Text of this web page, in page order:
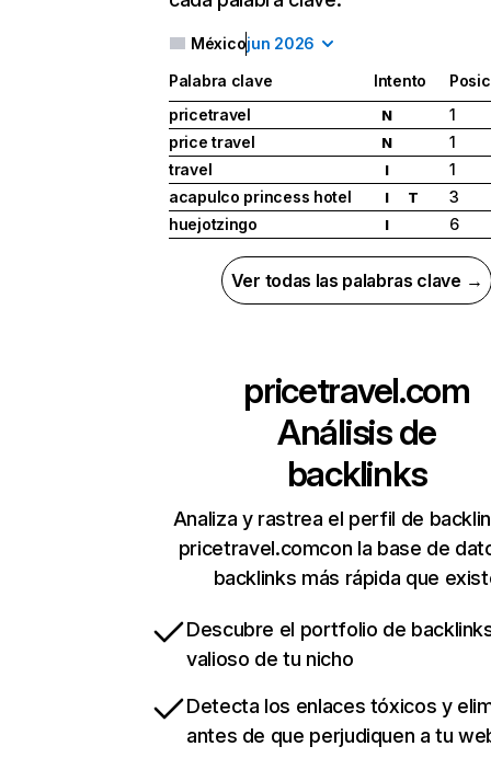
Méxicojun 2026
Palabra clave Intento
pricetravel
N
1
price travel
N
1
travel
I
1
acapulco princess hotel
I T
3
huejotzingo
I 6
Ver todas las palabras clave →
pricetravel.com
Análisis de
backlinks
Analiza y rastrea el perfil de
pricetravel.comcon la base de
backlinks más rápida que
Descubre el portfolio de
valioso de tu nicho
Detecta los enlaces tóxicos y
antes de que perjudiquen a tu